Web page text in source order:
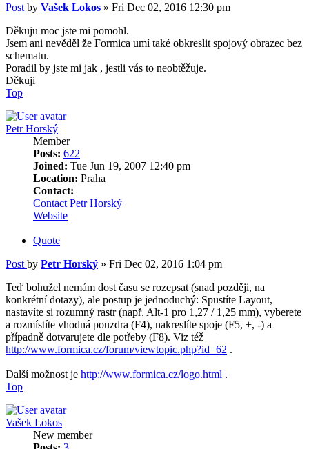
Post by Vašek Lokos » Fri Dec 02, 2016 12:30 pm
Děkuju moc jste mi pomohl.
Jsem ani nevěděl že Formica umí také obkreslit spojový obrazec bez
schematu.
Poradil by jste mi jak , jestli vás to neobtěžuje.
Děkuji
Top
Petr Horský
Member
Posts: 622
Joined: Tue Jun 19, 2007 12:40 pm
Location: Praha
Contact:
Contact Petr Horský
Website
Quote
Post by Petr Horský » Fri Dec 02, 2016 1:04 pm
Teď bohužel nemám dost času se rozepsat (snad později, na
konkrétní dotazy), ale postup je jednoduchý: Spustíte Layout,
nastavíte si rozumný rastr (např. Alt-1 pro 1,27 / 1,25 mm), vyberete
a rozmístíte vhodná pouzdra (F4), nakreslíte spoje (F5, +, -) a
případně dotvarujete dle potřeby (F8). Viz též
http://www.formica.cz/forum/viewtopic.php?id=62 .
Další možnost je http://www.formica.cz/logo.html .
Top
Vašek Lokos
New member